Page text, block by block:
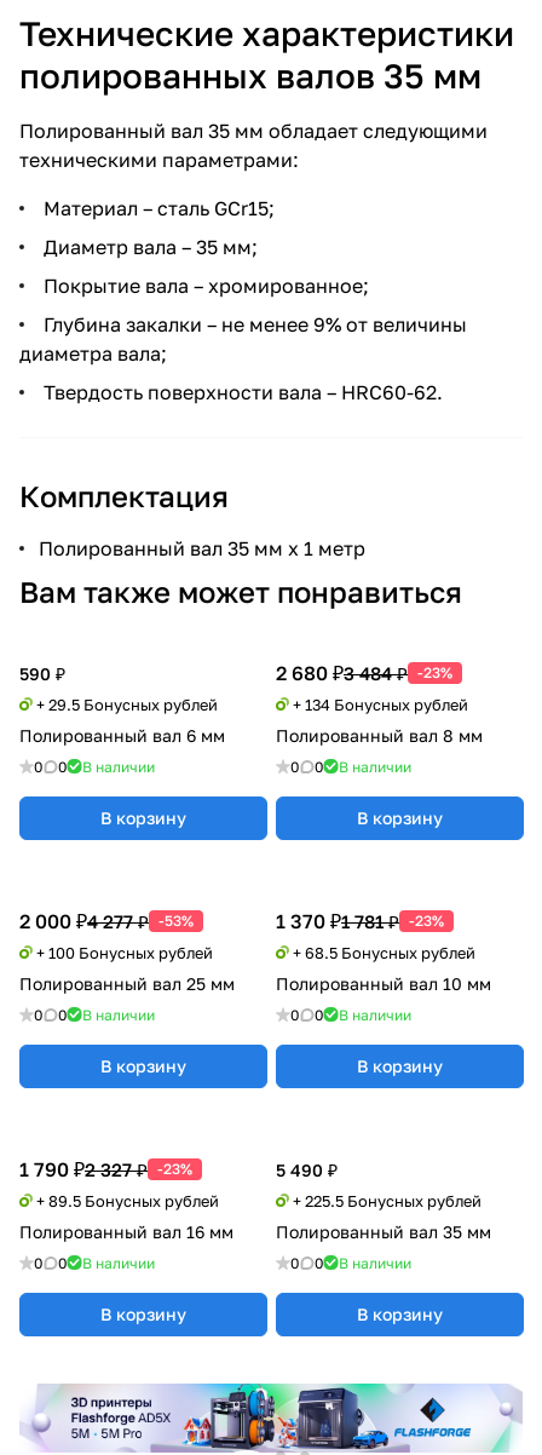
Технические характеристики
полированных валов 35 мм
Полированный вал 35 мм обладает следующими
техническими параметрами:
Материал – сталь GCr15;
Диаметр вала – 35 мм;
Покрытие вала – хромированное;
Глубина закалки – не менее 9% от величины
диаметра вала;
Твердость поверхности вала – HRC60-62.
Комплектация
Полированный вал 35 мм х 1 метр
Вам также может понравиться
590 ₽
+ 29.5 Бонусных рублей
Полированный вал 6 мм
0 0 В наличии
В корзину
2 680 ₽3 484 ₽ -23%
+ 134 Бонусных рублей
Полированный вал 8 мм
0 0 В наличии
В корзину
1 370 ₽1 781 ₽ -23%
+ 68.5 Бонусных рублей
Полированный вал 10 мм
0 0 В наличии
В корзину
1 790 ₽2 327 ₽ -23%
+ 89.5 Бонусных рублей
Полированный вал 16 мм
0 0 В наличии
В корзину
5 490 ₽
+ 225.5 Бонусных рублей
Полированный вал 35 мм
0 0 В наличии
В корзину
2 000 ₽4 277 ₽ -53%
+ 100 Бонусных рублей
Полированный вал 25 мм
0 0 В наличии
В корзину